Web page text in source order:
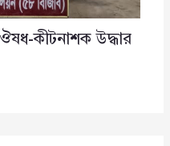
কীটনাশক উদ্ধার